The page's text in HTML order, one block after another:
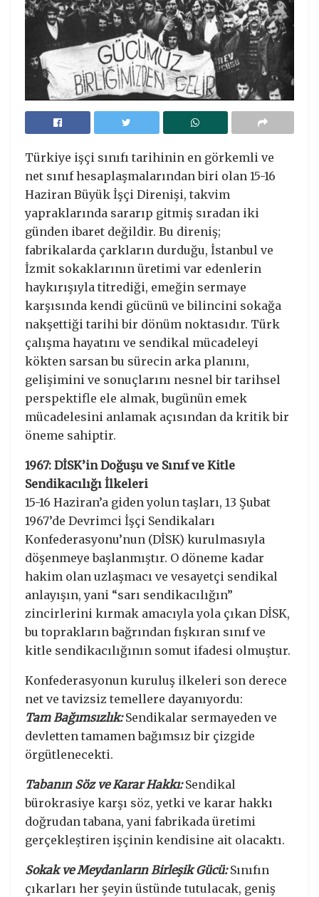
Türkiye işçi sınıfı tarihinin en görkemli ve
net sınıf hesaplaşmalarından biri olan 15-16
Haziran Büyük İşçi Direnişi, takvim
yapraklarında sararıp gitmiş sıradan iki
günden ibaret değildir. Bu direniş;
fabrikalarda çarkların durduğu, İstanbul ve
İzmit sokaklarının üretimi var edenlerin
haykırışıyla titrediği, emeğin sermaye
karşısında kendi gücünü ve bilincini sokağa
nakşettiği tarihi bir dönüm noktasıdır. Türk
çalışma hayatını ve sendikal mücadeleyi
kökten sarsan bu sürecin arka planını,
gelişimini ve sonuçlarını nesnel bir tarihsel
perspektifle ele almak, bugünün emek
mücadelesini anlamak açısından da kritik bir
öneme sahiptir.
1967: DİSK’in Doğuşu ve Sınıf ve Kitle
Sendikacılığı İlkeleri
15-16 Haziran’a giden yolun taşları, 13 Şubat
1967’de Devrimci İşçi Sendikaları
Konfederasyonu’nun (DİSK) kurulmasıyla
döşenmeye başlanmıştır. O döneme kadar
hakim olan uzlaşmacı ve vesayetçi sendikal
anlayışın, yani “sarı sendikacılığın”
zincirlerini kırmak amacıyla yola çıkan DİSK,
bu toprakların bağrından fışkıran sınıf ve
kitle sendikacılığının somut ifadesi olmuştur.
Konfederasyonun kuruluş ilkeleri son derece
net ve tavizsiz temellere dayanıyordu:
Tam Bağımsızlık:Sendikalar sermayeden ve
devletten tamamen bağımsız bir çizgide
örgütlenecekti.
Tabanın Söz ve Karar Hakkı:Sendikal
bürokrasiye karşı söz, yetki ve karar hakkı
doğrudan tabana, yani fabrikada üretimi
gerçekleştiren işçinin kendisine ait olacaktı.
Sokak ve Meydanların Birleşik Gücü:Sınıfın
çıkarları her şeyin üstünde tutulacak, geniş